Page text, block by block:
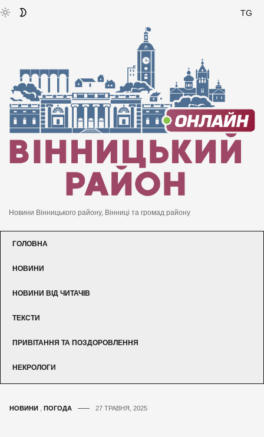
TG
Новини Вінницького району, Вінниці та громад району
ГОЛОВНА
НОВИНИ
НОВИНИ ВІД ЧИТАЧІВ
ТЕКСТИ
ПРИВІТАННЯ ТА ПОЗДОРОВЛЕННЯ
НЕКРОЛОГИ
НОВИНИ ПОГОДА 27 ТРАВНЯ, 2025